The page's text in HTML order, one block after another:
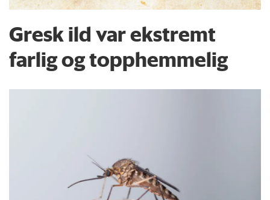
Gresk ild var ekstremt
farlig og topphemmelig